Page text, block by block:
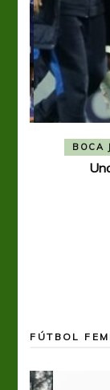
BOCA
FÚTBOL